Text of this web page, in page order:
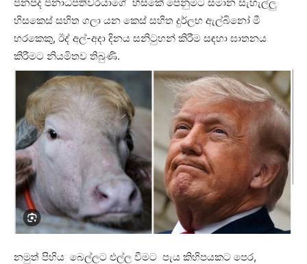
හිසකෙස් සහිත ගලා යන කෙස් සහිත දුර්ලභ ඇල්බිනෝ මී
හරකෙකු, ඊද් අල්-අදා දිනය සනිටුහන් කිරීම සඳහා ඝාතනය
කිරීමට නියමිතව තිබුණි.
නමුත් පිහිය බෙල්ලට එල්ල වීමට පැය කිහිපයකට පෙර,